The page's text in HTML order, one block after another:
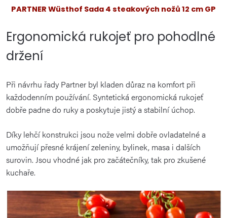
PARTNER Wüsthof Sada 4 steakových nožů 12 cm GP
Ergonomická rukojeť pro pohodlné
držení
Při návrhu řady Partner byl kladen důraz na komfort při
každodenním používání. Syntetická ergonomická rukojeť
dobře padne do ruky a poskytuje jistý a stabilní úchop.
Díky lehčí konstrukci jsou nože velmi dobře ovladatelné a
umožňují přesné krájení zeleniny, bylinek, masa i dalších
surovin. Jsou vhodné jak pro začátečníky, tak pro zkušené
kuchaře.